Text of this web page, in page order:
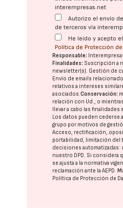
interempresas.net
Autorizo el envío
de terceros vía
He leído y acepto
Política de Protección
Responsable:
Finalidades: Suscripción a
newsletter(s). Gestión de
Envío de emails
relativos a intereses
asociados.Conservación:
relación con Ud., o
llevar a cabo las finalidades
Los datos pueden cederse
grupo por motivos de
Acceso, rectificación,
portabilidad, limitación del
decisiones automatizadas:
nuestro DPD. Si considera
se ajusta a la normativa
reclamación ante laAEPD.
Política de Protección de